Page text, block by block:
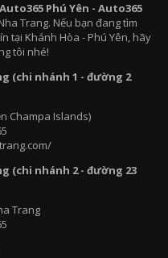
Phú Yên - Auto365
Trang. Nếu bạn đang tìm
tại Khánh Hòa - Phú Yên, hãy
tôi nhé!
(chi nhánh 1 - đường 2
Champa Islands)
(chi nhánh 2 - đường 23
Trang